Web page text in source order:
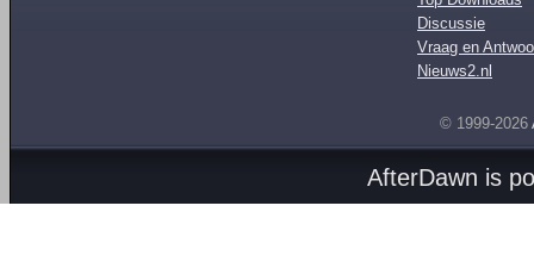
Discussie
Vraag en
Nieuws2.nl
© 1999-2026
AfterDawn is